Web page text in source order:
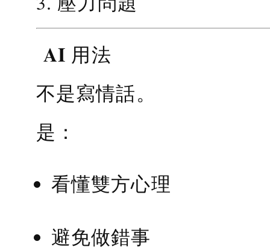
AI 用法
不是寫情話。
是：
看懂雙方心理
避免做錯事